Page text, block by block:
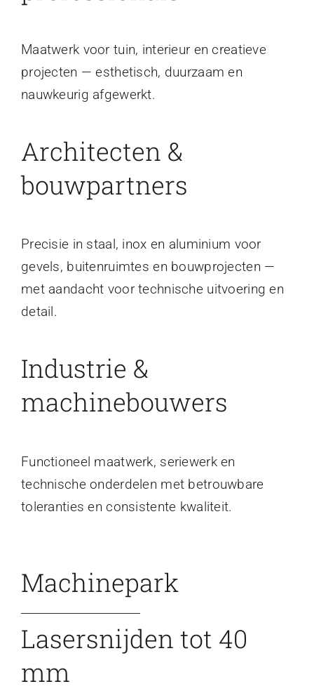
Maatwerk voor tuin, interieur en creatieve
projecten — esthetisch, duurzaam en
nauwkeurig afgewerkt.
Architecten &
bouwpartners
Precisie in staal, inox en aluminium voor
gevels, buitenruimtes en bouwprojecten —
met aandacht voor technische uitvoering en
detail.
Industrie &
machinebouwers
Functioneel maatwerk, seriewerk en
technische onderdelen met betrouwbare
toleranties en consistente kwaliteit.
Machinepark
Lasersnijden tot 40
mm